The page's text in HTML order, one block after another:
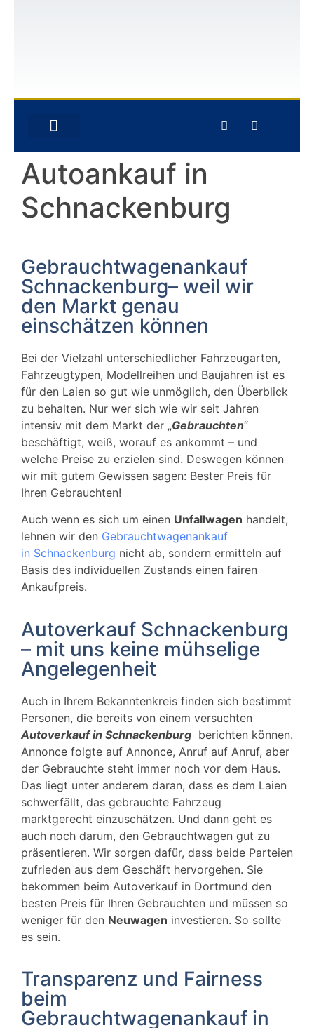
Autoankauf in
Schnackenburg
Autoankauf in
Schnackenburg
Herzlich willkommen beim Autoankauf in
Schnackenburg
Gebrauchtwagenankauf
Schnackenburg– weil wir
den Markt genau
einschätzen können
Bei der Vielzahl unterschiedlicher Fahrzeugarten,
Fahrzeugtypen, Modellreihen und Baujahren ist es
für den Laien so gut wie unmöglich, den Überblick
zu behalten. Nur wer sich wie wir seit Jahren
intensiv mit dem Markt der „Gebrauchten“
beschäftigt, weiß, worauf es ankommt – und
welche Preise zu erzielen sind. Deswegen können
wir mit gutem Gewissen sagen: Bester Preis für
Ihren Gebrauchten!
Auch wenn es sich um einen Unfallwagen handelt,
lehnen wir den Gebrauchtwagenankauf
in Schnackenburg nicht ab, sondern ermitteln auf
Basis des individuellen Zustands einen fairen
Ankaufpreis.
Autoverkauf Schnackenburg
– mit uns keine mühselige
Angelegenheit
Auch in Ihrem Bekanntenkreis finden sich bestimmt
Personen, die bereits von einem versuchten
Autoverkauf in Schnackenburg berichten können.
Annonce folgte auf Annonce, Anruf auf Anruf, aber
der Gebrauchte steht immer noch vor dem Haus.
Das liegt unter anderem daran, dass es dem Laien
schwerfällt, das gebrauchte Fahrzeug
marktgerecht einzuschätzen. Und dann geht es
auch noch darum, den Gebrauchtwagen gut zu
präsentieren. Wir sorgen dafür, dass beide Parteien
zufrieden aus dem Geschäft hervorgehen. Sie
bekommen beim Autoverkauf in Dortmund den
besten Preis für Ihren Gebrauchten und müssen so
weniger für den Neuwagen investieren. So sollte
es sein.
Transparenz und Fairness
beim
Gebrauchtwagenankauf in